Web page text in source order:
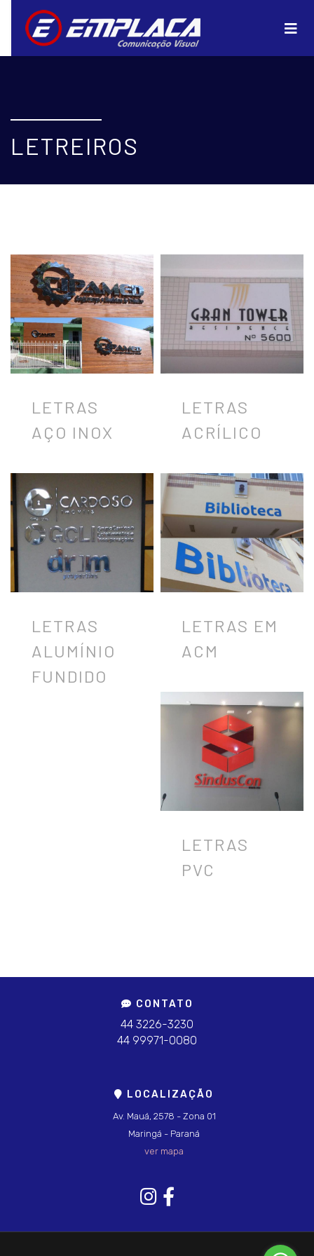
LETREIROS
LETRAS
AÇO INOX
LETRAS
ACRÍLICO
LETRAS
ALUMÍNIO
FUNDIDO
LETRAS EM
ACM
LETRAS
PVC
CONTATO
44 3226-3230
44 99971-0080
LOCALIZAÇÃO
Av. Mauá, 2578 - Zona 01
Maringá - Paraná
ver mapa